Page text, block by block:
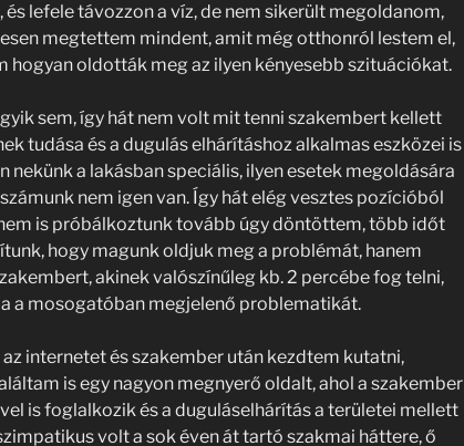
lefele távozzon a víz, de nem sikerült megoldanom,
megtettem mindent, amit még otthonról lestem el,
hogyan oldották meg az ilyen kényesebb szituációkat.
sem, így hát nem volt mit tenni szakembert kellett
tudása és a dugulás elhárításhoz alkalmas eszközei is
nekünk a lakásban speciális, ilyen esetek megoldására
nem igen van. Így hát elég vesztes pozícióból
is próbálkoztunk tovább úgy döntöttem, több időt
hogy magunk oldjuk meg a problémát, hanem
akinek valószínűleg kb. 2 percébe fog telni,
a mosogatóban megjelenő problematikát.
internetet és szakember után kezdtem kutatni,
is egy nagyon megnyerő oldalt, ahol a szakember
is foglalkozik és a duguláselhárítás a területei mellett
volt a sok éven át tartó szakmai háttere, ő